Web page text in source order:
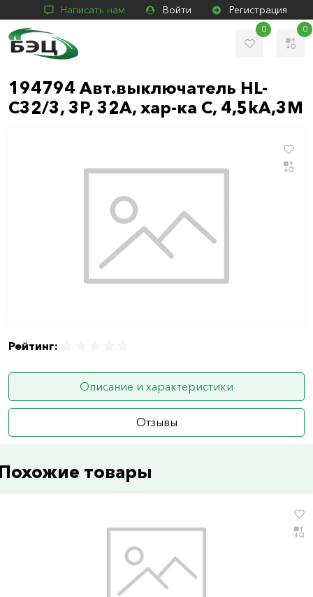
Написать нам Войти Регистрация
0 0
194794 Авт.выключатель HL-
C32/3, 3Р, 32А, хар-ка С, 4,5kA,3M
Рейтинг:
Описание и характеристики
Отзывы
товары